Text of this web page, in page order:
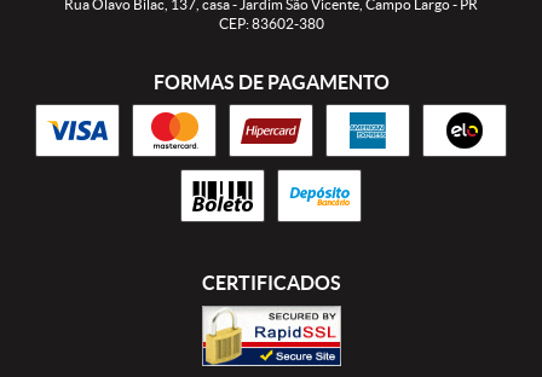
Rua Olavo Bilac, 137, casa- Jardim São Vicente, Campo Largo- PR
CEP: 83602-380
FORMAS DE PAGAMENTO
CERTIFICADOS